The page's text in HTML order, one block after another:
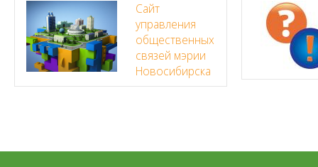
Сайт
управления
общественных
связей мэрии
Новосибирска